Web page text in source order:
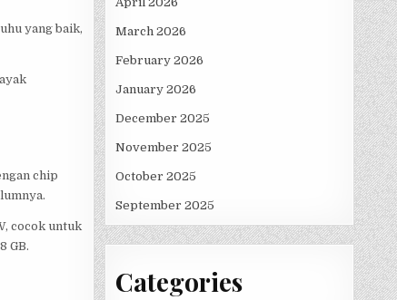
yang baik,
chip
cocok untuk
GB.
March 2026
February 2026
January 2026
December 2025
November 2025
October 2025
September 2025
Categories